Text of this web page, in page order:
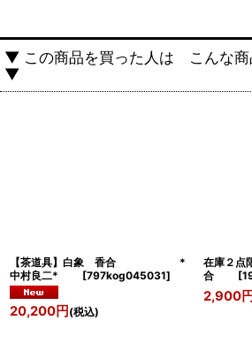
▼ この商品を買った人は こんな商
▼
【茶道具】白象 香合 *
中村良二*
[797kog045031]
20,200円 (税込)
在庫２点
合
[
2,900円